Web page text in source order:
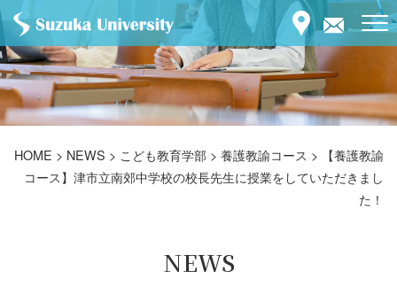
HOME > NEWS > こども教育学部 > 養護教諭コース >
【養護教諭
コース】津市立南郊中学校の校長先生に授業をしていただきまし
た！
NEWS